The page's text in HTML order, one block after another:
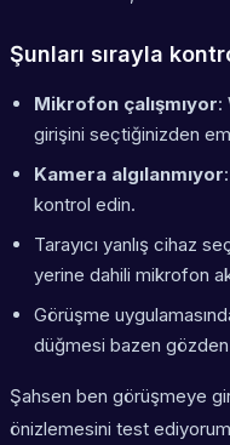
Şunları sırayla
Mikrofon çalışmıyor:
girişini seçtiğinizden
Kamera algılanmıyor
kontrol edin.
Tarayıcı yanlış cihaz
yerine dahili mikrofon
Görüşme
düğmesi bazen gözden
Şahsen ben görüşmeye
önizlemesini test